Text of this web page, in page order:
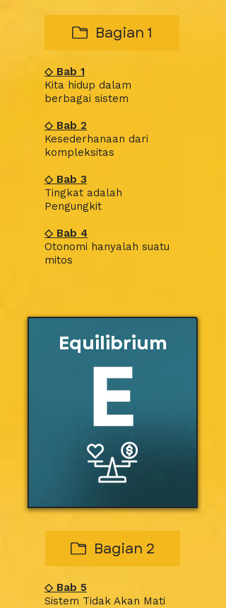
Bagian 1
◇ Bab 1
Kita hidup dalam
berbagai sistem
◇ Bab 2
Kesederhanaan dari
kompleksitas
◇ Bab 3
Tingkat adalah
Pengungkit
◇ Bab 4
Otonomi hanyalah suatu
mitos
Equilibrium
Bagian 2
◇ Bab 5
Sistem Tidak Akan Mati